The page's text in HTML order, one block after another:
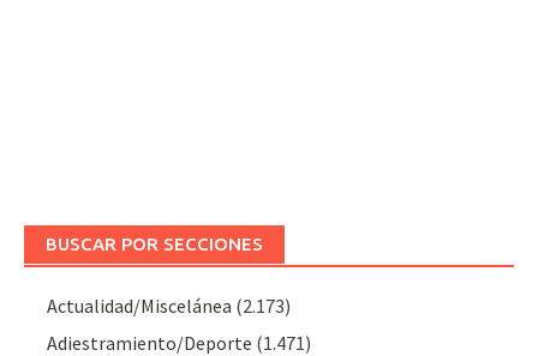
BUSCAR POR SECCIONES
Actualidad/Miscelánea (2.173)
Adiestramiento/Deporte (1.471)